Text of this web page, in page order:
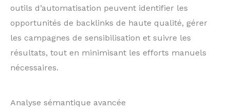
outils d’automatisation peuvent identifier les
opportunités de backlinks de haute qualité, gérer
les campagnes de sensibilisation et suivre les
résultats, tout en minimisant les efforts manuels
nécessaires.
Analyse sémantique avancée